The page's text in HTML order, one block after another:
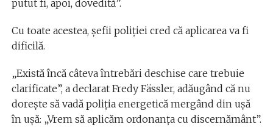
putut fi, apoi, dovedită”.
Cu toate acestea, șefii poliției cred că aplicarea va fi
dificilă.
„Există încă câteva întrebări deschise care trebuie
clarificate”, a declarat Fredy Fässler, adăugând că nu
dorește să vadă poliția energetică mergând din ușă
în ușă: „Vrem să aplicăm ordonanța cu discernământ”.